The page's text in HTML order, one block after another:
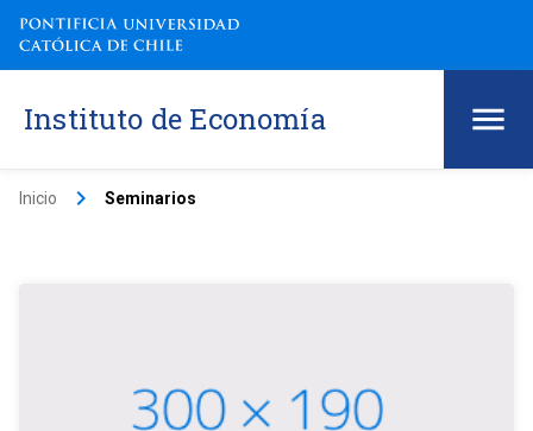
Instituto de Economía
Inicio keyboard_arrow_right Seminarios